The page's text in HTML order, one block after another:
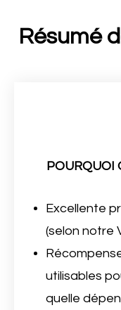
Résumé
POURQUOI
Excellente
(selon notre
utilisables
quelle